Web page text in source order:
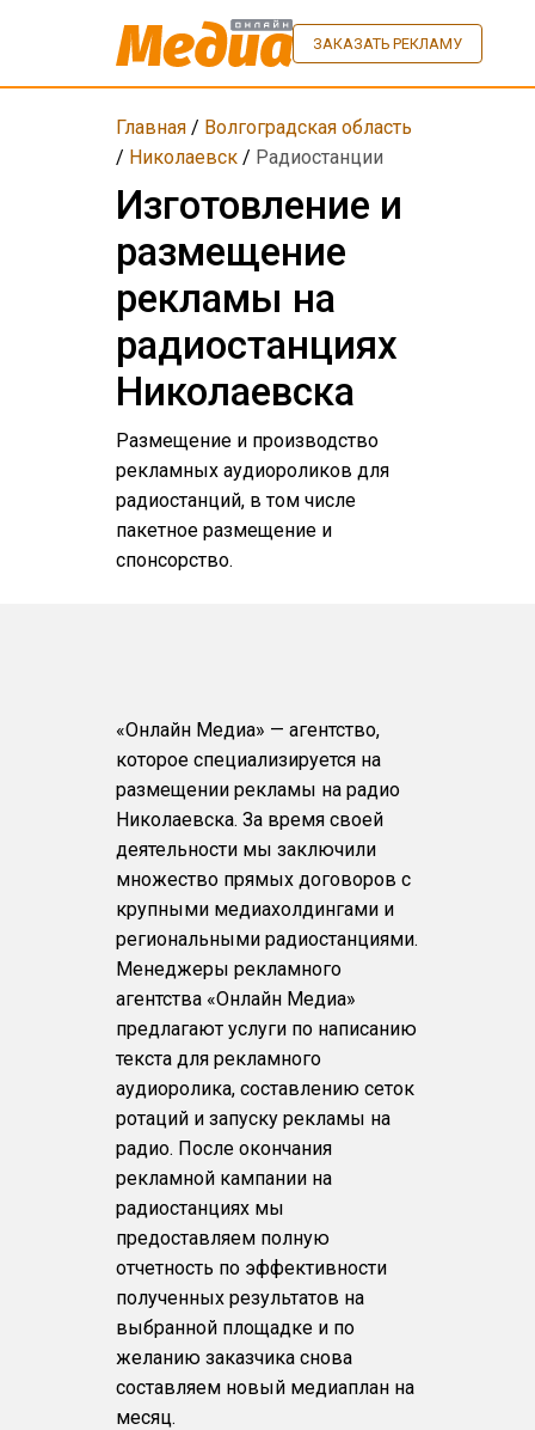
ЗАКАЗАТЬ РЕКЛАМУ
Главная / Волгоградская область
/ Николаевск / Радиостанции
Изготовление и
размещение
рекламы на
радиостанциях
Николаевска
Размещение и производство
рекламных аудиороликов для
радиостанций, в том числе
пакетное размещение и
спонсорство.
«Онлайн Медиа» — агентство,
которое специализируется на
размещении рекламы на радио
Николаевска. За время своей
деятельности мы заключили
множество прямых договоров с
крупными медиахолдингами и
региональными радиостанциями.
Менеджеры рекламного
агентства «Онлайн Медиа»
предлагают услуги по написанию
текста для рекламного
аудиоролика, составлению сеток
ротаций и запуску рекламы на
радио. После окончания
рекламной кампании на
радиостанциях мы
предоставляем полную
отчетность по эффективности
полученных результатов на
выбранной площадке и по
желанию заказчика снова
составляем новый медиаплан на
месяц.